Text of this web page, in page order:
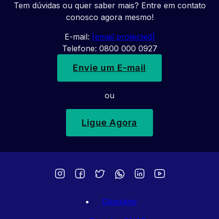
Tem dúvidas ou quer saber mais? Entre em contato
conosco agora mesmo!
E-mail: [email protected]
Telefone: 0800 000 0927
Envie um E-mail
ou
Ligue Agora
Glossário